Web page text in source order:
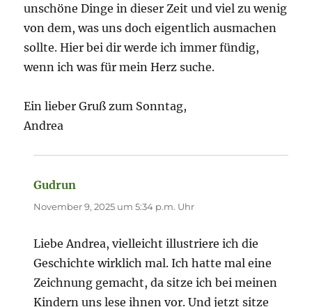
unschöne Dinge in dieser Zeit und viel zu wenig
von dem, was uns doch eigentlich ausmachen
sollte. Hier bei dir werde ich immer fündig,
wenn ich was für mein Herz suche.
Ein lieber Gruß zum Sonntag,
Andrea
Gudrun
November 9, 2025 um 5:34 p.m. Uhr
Liebe Andrea, vielleicht illustriere ich die
Geschichte wirklich mal. Ich hatte mal eine
Zeichnung gemacht, da sitze ich bei meinen
Kindern uns lese ihnen vor. Und jetzt sitze